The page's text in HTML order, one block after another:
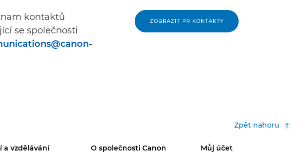
kontaktů
se společnosti
ZOBRAZIT PR KONTAKTY
Zpět nahoru
a vzdělávání O společnosti Canon Můj účet